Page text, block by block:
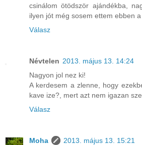
csinálom ötödször ajándékba,
ilyen jót még sosem ettem ebben
Válasz
Névtelen 2013. május 13. 14:24
Nagyon jol nez ki!
A kerdesem a zlenne, hogy
kave ize?, mert azt nem igazan
Válasz
Moha
2013. május 13. 15:21